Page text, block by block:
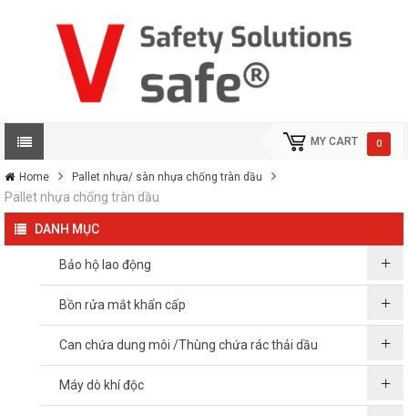
MY CART 0
Home Pallet nhựa/ sàn nhựa chống tràn dầu
Pallet nhựa chống tràn dầu
DANH MỤC
Bảo hộ lao động
Bồn rửa mắt khẩn cấp
Can chứa dung môi /Thùng chứa rác thải dầu
Máy dò khí độc